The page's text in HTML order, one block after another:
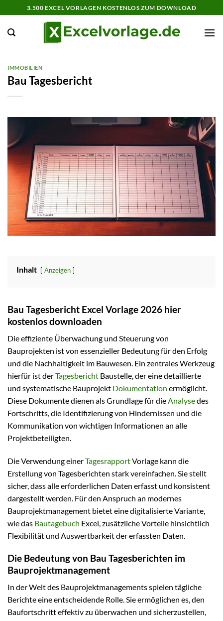
Inhalt
springen
3.500 EXCEL VORLAGEN KOSTENLOS ZUM DOWNLOAD
IMMOBILIEN
Bau Tagesbericht
Inhalt Anzeigen
Bau Tagesbericht Excel Vorlage 2026 hier
kostenlos downloaden
Die effiziente Überwachung und Steuerung von
Bauprojekten ist von essenzieller Bedeutung für den Erfolg
und die Nachhaltigkeit im Bauwesen. Ein zentrales Werkzeug
hierfür ist derTagesbericht Baustelle, der eine detaillierte
und systematische Bauprojekt Dokumentation ermöglicht.
Diese Dokumente dienen als Grundlage für dieAnalysedes
Fortschritts, die Identifizierung von Hindernissen und die
Kommunikation von wichtigen Informationen an alle
Projektbeteiligten.
Die Verwendung einerTagesrapportVorlage kann die
Erstellung von Tagesberichten stark vereinfachen. Sie stellt
sicher, dass alle erforderlichen Daten erfasst und konsistent
dargestellt werden. Für den Anspruch an modernes
Bauprojektmanagement bietet eine digitalisierte Variante,
wie das Bautagebuch Excel, zusätzliche Vorteile hinsichtlich
Flexibilität und Auswertbarkeit der erfassten Daten.
Die Bedeutung von Bau Tagesberichten im
Bauprojektmanagement
In der Welt des Bauprojektmanagements spielen tägliche
Berichte eine entscheidende Rolle. Sie ermöglichen es, den
Baufortschritt effektiv zu überwachen und sicherzustellen,